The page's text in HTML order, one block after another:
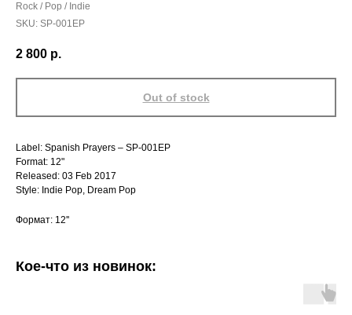
Rock / Pop / Indie
SKU: SP-001EP
2 800 р.
Out of stock
Label: Spanish Prayers ‎– SP-001EP
Format: 12"
Released: 03 Feb 2017
Style: Indie Pop, Dream Pop
Формат: 12''
Кое-что из новинок: